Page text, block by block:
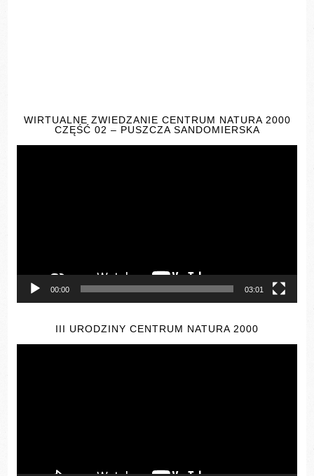
WIRTUALNE ZWIEDZANIE CENTRUM NATURA 2000
CZĘŚĆ 02 – PUSZCZA SANDOMIERSKA
00:00 03:01
III URODZINY CENTRUM NATURA 2000